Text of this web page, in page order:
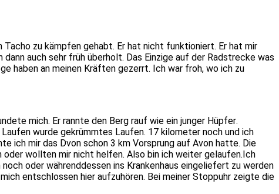
Tacho zu kämpfen gehabt. Er hat nicht funktioniert. Er hat mir
dann auch sehr früh überholt. Das Einzige auf der Radstrecke was
haben an meinen Kräften gezerrt. Ich war froh, wo ich zu
mich. Er rannte den Berg rauf wie ein junger Hüpfer.
wurde gekrümmtes Laufen. 17 kilometer noch und ich
ich mir das ­Dvon schon 3 km Vorsprung auf Avon hatte. Die
oder wollten mir nicht helfen. Also bin ich weiter gelaufen.Ich
oder währenddessen ins Krankenhaus eingeliefert zu werden
entschlossen hier aufzuhören. Bei meiner Stoppuhr zeigte die